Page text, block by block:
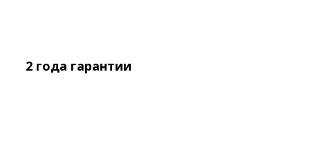
2 года гарантии